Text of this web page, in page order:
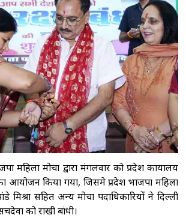
पुलिस के सामने हुआ सब कुछ
मध्य
के पास भीषण सड़क हादसा, गुजरात के छह
मौत
भारत की अंतरिक्ष अर्थव्यवस्था
सालों में 40-45 अरब अमेरिकी डॉलर तक
अनुमानः डॉ. जितेंद्र सिंह
नेपाल में फिर
कई जगह भारी बारिश, बर्फबारी की
महिला मोर्चा द्वारा मंगलवार को प्रदेश कार्यालय
आयोजन किया गया, जिसमे प्रदेश भाजपा महिला
मिश्रा सहित अन्य मोर्चा पदाधिकारियों ने दिल्ली
को राखी बांधी।